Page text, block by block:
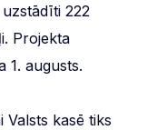
222
Projekta
1. augusts.
kasē tiks